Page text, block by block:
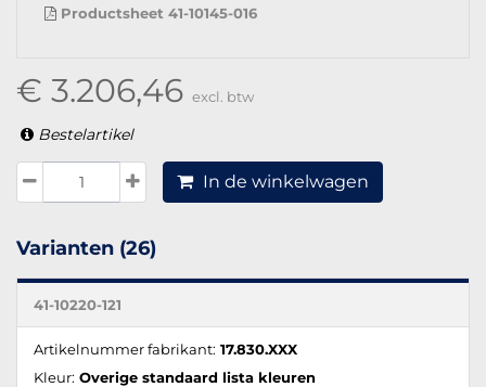
Productsheet 41-10145-016
€ 3.206,46 excl. btw
Bestelartikel
In de winkelwagen
Varianten (26)
41-10220-121
Artikelnummer fabrikant: 17.830.XXX
Kleur: Overige standaard lista kleuren